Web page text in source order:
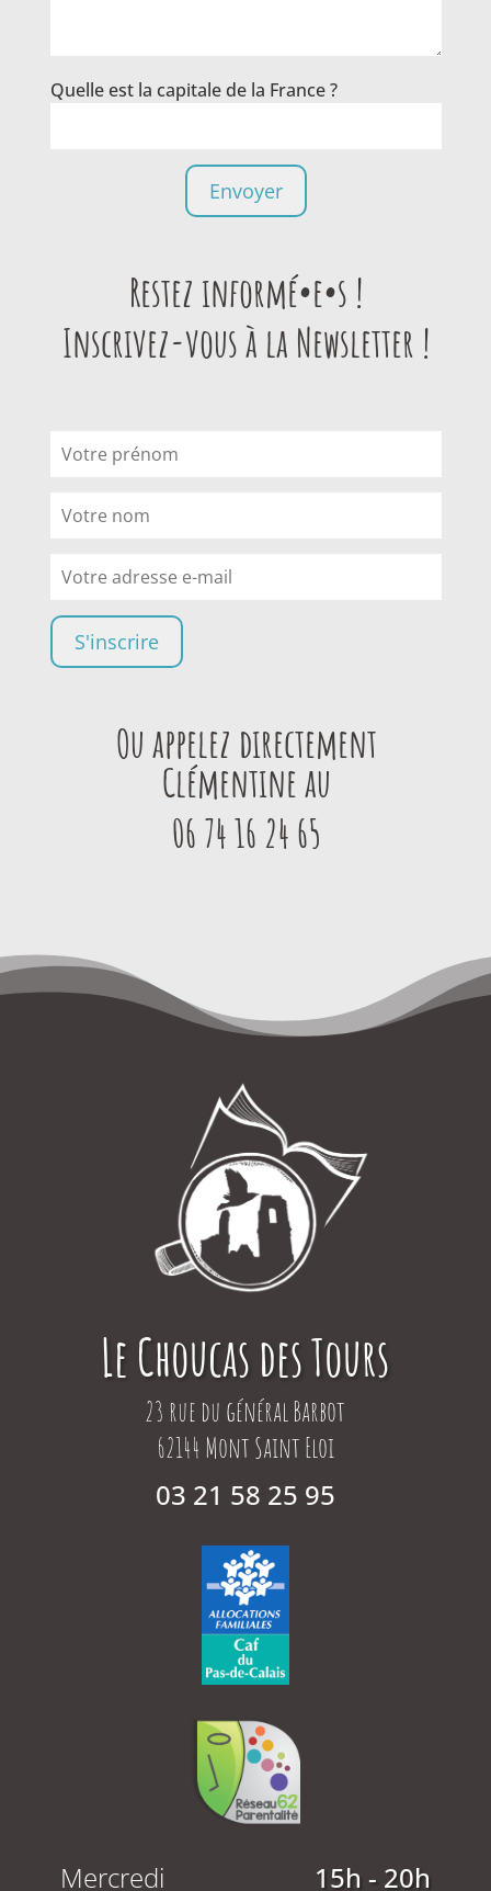
Quelle est la capitale de la France ?
Restez informé•e•s !
Inscrivez-vous à la Newsletter !
Ou appelez directement
Clémentine au
06 74 16 24 65
Le Choucas des Tours
23 rue du général Barbot
62144 Mont Saint Eloi
03 21 58 25 95
Mercredi 15h - 20h